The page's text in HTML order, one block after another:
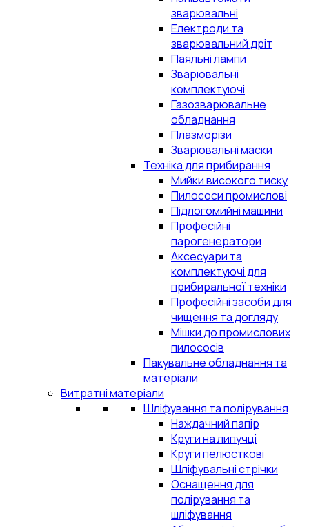
зварювальні
Електроди та
зварювальний дріт
Паяльні лампи
Зварювальні
комплектуючі
Газозварювальне
обладнання
Плазморізи
Зварювальні маски
Техніка для прибирання
Мийки високого тиску
Пилососи промислові
Підлогомийні машини
Професійні
парогенератори
Аксесуари та
комплектуючі для
прибиральної техніки
Професійні засоби для
чищення та догляду
Мішки до промислових
пилососів
Пакувальне обладнання та
матеріали
Витратні матеріали
Шліфування та полірування
Наждачний папір
Круги на липучці
Круги пелюсткові
Шліфувальні стрічки
Оснащення для
полірування та
шліфування